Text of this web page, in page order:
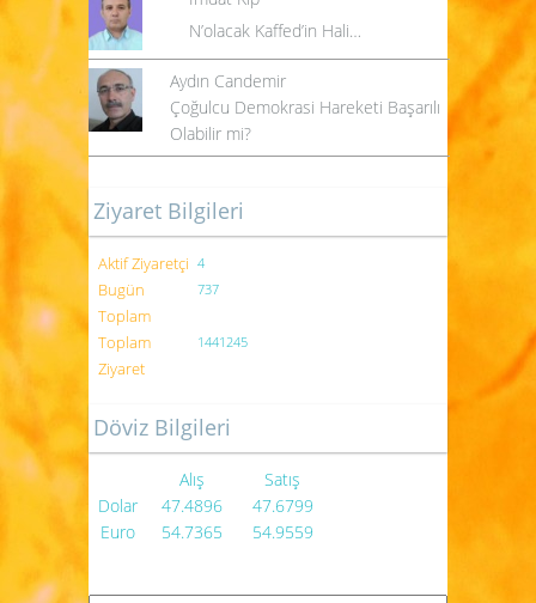
N’olacak Kaffed’in Hali…
Aydın Candemir
Çoğulcu Demokrasi Hareketi Başarılı
Olabilir mi?
Ziyaret Bilgileri
Aktif Ziyaretçi 4
Bugün
Toplam
737
Toplam
Ziyaret
1441245
Döviz Bilgileri
Alış
Satış
Dolar
47.4896
47.6799
Euro
54.7365 54.9559